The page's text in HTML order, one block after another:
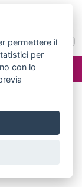
-Privacy
permettere il
per
con lo